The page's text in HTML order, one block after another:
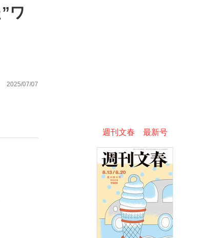
日本代表“敗戦”の真実 選手が明かす...
悲しい」『北の国から』倉本聰氏（91...
ワ
2025/07/07
週刊文春 最新号